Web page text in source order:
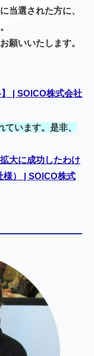
当選された方に、
願いいたします。
| SOICO株式会社
います。是非、
大に成功したわけ
様） | SOICO株式